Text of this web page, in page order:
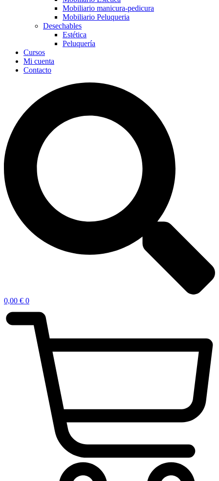
Mobiliario manicura-pedicura
Mobiliario Peluqueria
Desechables
Estética
Peluquería
Cursos
Mi cuenta
Contacto
0,00 € 0